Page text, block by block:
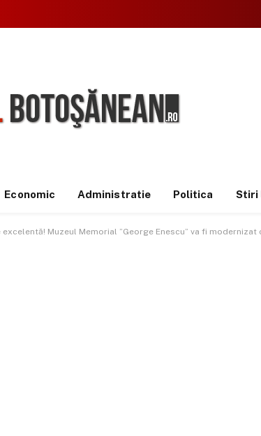
Economic Administratie Politica Stiri
excelentă! Muzeul Memorial ”George Enescu” va fi